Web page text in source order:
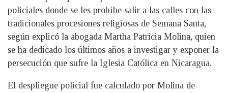
policiales donde se les prohíbe salir a las calles con las
tradicionales procesiones religiosas de Semana Santa,
según explicó la abogada Martha Patricia Molina, quien
se ha dedicado los últimos años a investigar y exponer la
persecución que sufre la Iglesia Católica en Nicaragua.
El despliegue policial fue calculado por Molina de